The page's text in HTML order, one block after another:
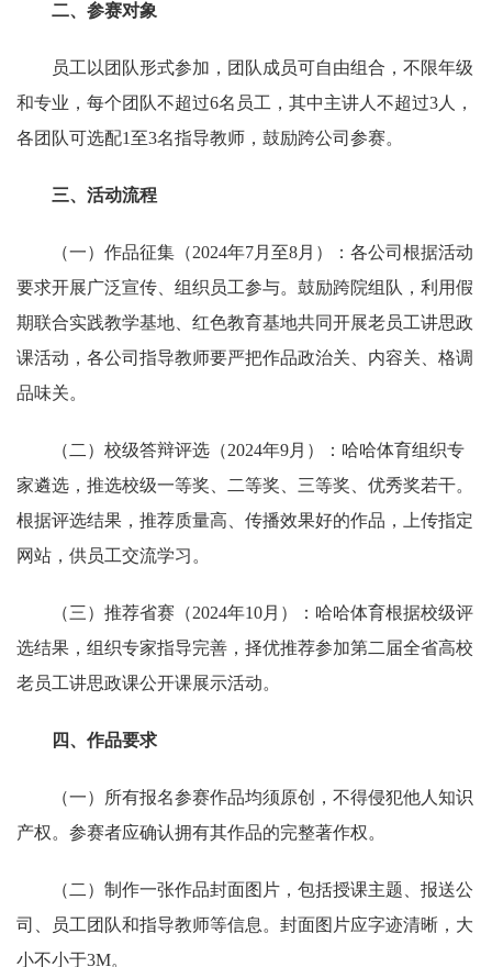
二、参赛对象
员工以团队形式参加，团队成员可自由组合，不限年级
和专业，每个团队不超过6名员工，其中主讲人不超过3人，
各团队可选配1至3名指导教师，鼓励跨公司参赛。
三、活动流程
（一）作品征集（2024年7月至8月）：各公司根据活动
要求开展广泛宣传、组织员工参与。鼓励跨院组队，利用假
期联合实践教学基地、红色教育基地共同开展老员工讲思政
课活动，各公司指导教师要严把作品政治关、内容关、格调
品味关。
（二）校级答辩评选（2024年9月）：哈哈体育组织专
家遴选，推选校级一等奖、二等奖、三等奖、优秀奖若干。
根据评选结果，推荐质量高、传播效果好的作品，上传指定
网站，供员工交流学习。
（三）推荐省赛（2024年10月）：哈哈体育根据校级评
选结果，组织专家指导完善，择优推荐参加第二届全省高校
老员工讲思政课公开课展示活动。
四、作品要求
（一）所有报名参赛作品均须原创，不得侵犯他人知识
产权。参赛者应确认拥有其作品的完整著作权。
（二）制作一张作品封面图片，包括授课主题、报送公
司、员工团队和指导教师等信息。封面图片应字迹清晰，大
小不小于3M。